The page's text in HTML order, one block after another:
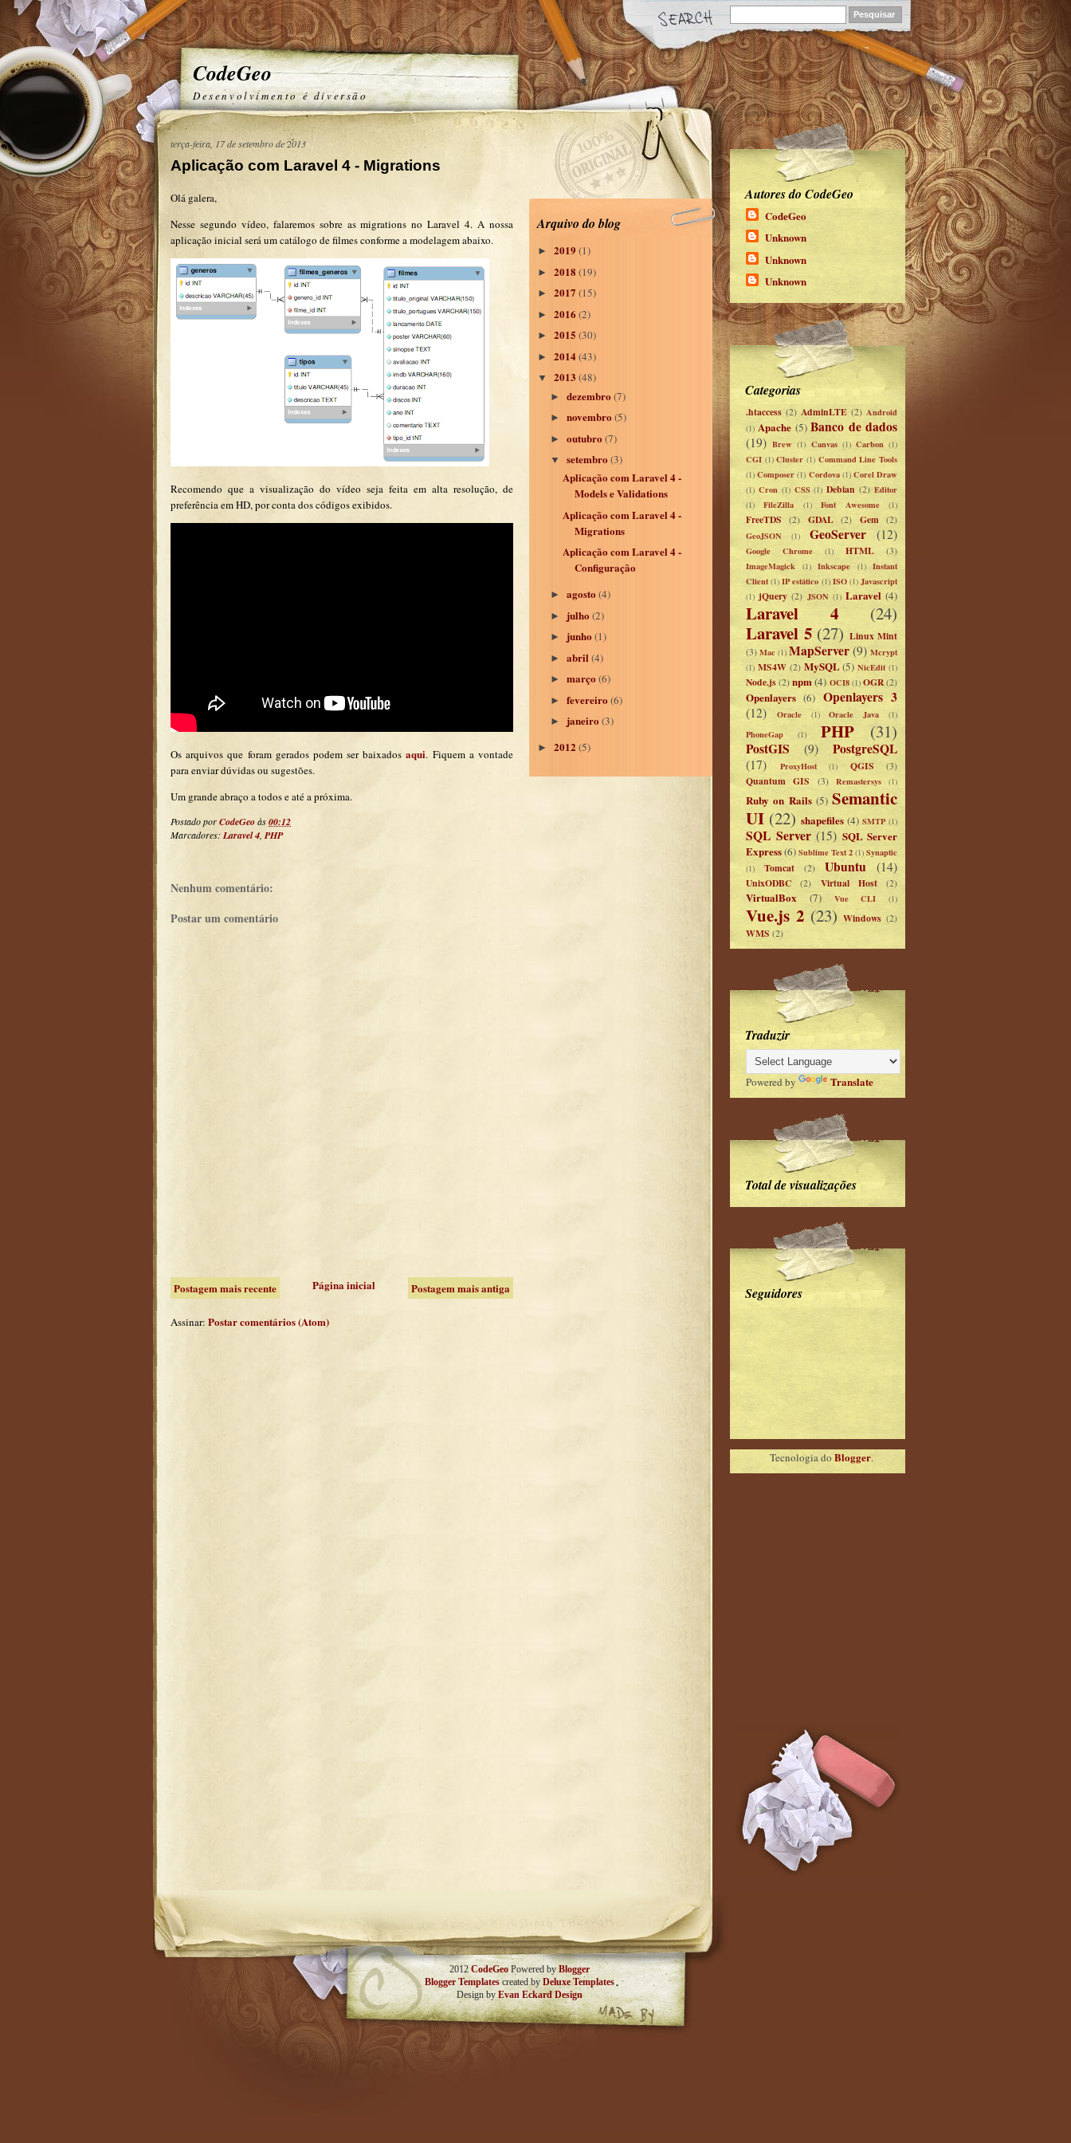
CodeGeo
Desenvolvimento é diversão
terça-feira, 17 de setembro de 2013
Aplicação com Laravel 4 - Migrations
Olá galera,
Nesse segundo vídeo, falaremos sobre as migrations no Laravel 4. A nossa
aplicação inicial será um catálogo de filmes conforme a modelagem abaixo.
Recomendo que a visualização do vídeo seja feita em alta resolução, de
preferência em HD, por conta dos códigos exibidos.
Os arquivos que foram gerados podem ser baixadosaqui. Fiquem a vontade
para enviar dúvidas ou sugestões.
Um grande abraço a todos e até a próxima.
Postado porCodeGeoàs00:12
Marcadores: Laravel 4 PHP
Nenhum comentário:
Postar um comentário
Postagem mais recente Postagem mais antiga
Página inicial
Assinar: Postar comentários (Atom)
Autores do CodeGeo
CodeGeo
Unknown
Unknown
Unknown
Categorias
.htaccess (2) AdminLTE (2) Android
(1) Apache (5) Banco de dados
(19) Brew (1) Canvas (1) Carbon (1)
CGI (1) Cluster (1) Command Line Tools
(1) Composer (1) Cordova (1) Corel Draw
(1) Cron (1) CSS (1) Debian (2) Editor
(1) FileZilla (1) Font Awesome (1)
FreeTDS (2) GDAL (2) Gem (2)
GeoJSON (1) GeoServer (12)
Google Chrome (1) HTML (3)
ImageMagick (1) Inkscape (1)
Instant
Client (1) IP estático (1) ISO (1) Javascript
(1) jQuery (2) JSON (1) Laravel (4)
Laravel 4 (24)
Laravel 5 (27) Linux Mint
(3) Mac (1) MapServer (9) Mcrypt
(1) MS4W (2) MySQL (5) NicEdit (1)
Node.js (2) npm (4) OCI8 (1) OGR (2)
Openlayers (6) Openlayers 3
(12) Oracle (1) Oracle Java (1)
PhoneGap (1) PHP (31)
PostGIS (9) PostgreSQL
(17) ProxyHost (1) QGIS (3)
Quantum GIS (3) Remastersys (1)
Ruby on Rails (5) Semantic
UI (22) shapefiles (4) SMTP (1)
SQL Server (15) SQL Server
Express(6)Sublime Text 2 (1) Synaptic
(1) Tomcat (2) Ubuntu (14)
UnixODBC (2) Virtual Host (2)
VirtualBox (7) Vue CLI (1)
Vue.js 2 (23) Windows (2)
WMS (2)
Traduzir
Powered by Translate
Total de visualizações
Seguidores
Tecnologia do Blogger.
Arquivo do blog
► 2019 (1)
► 2018 (19)
► 2017 (15)
► 2016 (2)
► 2015 (30)
► 2014(43)
▼ 2013 (48)
► dezembro (7)
► novembro (5)
► outubro (7)
▼ setembro (3)
Aplicação com Laravel 4 -
Models e Validations
Aplicação com Laravel 4 -
Migrations
Aplicação com Laravel 4 -
Configuração
► agosto (4)
► julho (2)
► junho (1)
► abril (4)
► março (6)
► fevereiro (6)
► janeiro (3)
► 2012 (5)
2012CodeGeo Powered byBlogger
Blogger Templates created by Deluxe Templates
Design by Evan Eckard Design